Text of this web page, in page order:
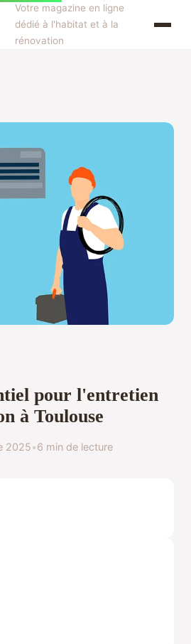
Votre magazine en ligne
dédié à l'habitat et à la
rénovation
pour l'entretien
à Toulouse
2025•6 min de lecture